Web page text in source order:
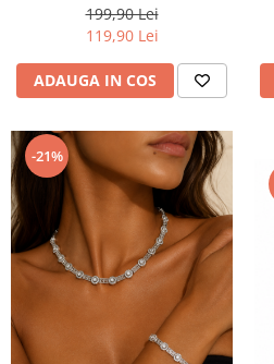
199,90 Lei
119,90 Lei
ADAUGA IN COS
-21%